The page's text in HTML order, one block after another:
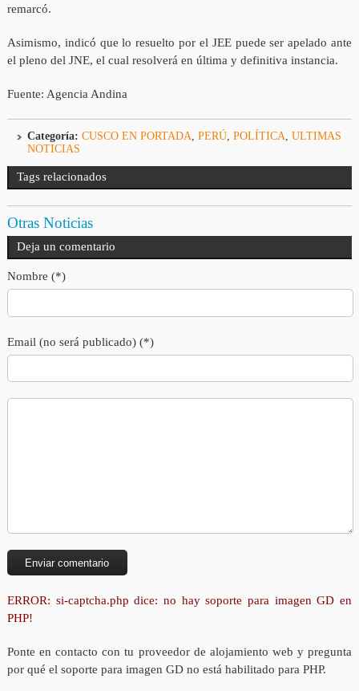
remarcó.
Asimismo, indicó que lo resuelto por el JEE puede ser apelado ante
el pleno del JNE, el cual resolverá en última y definitiva instancia.
Fuente: Agencia Andina
Categoría: CUSCO EN PORTADA, PERÚ, POLÍTICA, ULTIMAS
NOTICIAS
Tags relacionados
Otras Noticias
Deja un comentario
Nombre (*)
Email (no será publicado) (*)
ERROR: si-captcha.php dice: no hay soporte para imagen GD en
PHP!
Ponte en contacto con tu proveedor de alojamiento web y pregunta
por qué el soporte para imagen GD no está habilitado para PHP.